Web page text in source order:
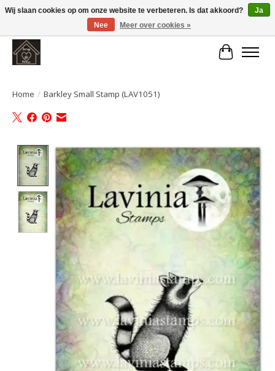
Large selection of products and fast shipping!
Home / Barkley Small Stamp (LAV1051)
Product image slideshow Items
Wij slaan cookies op om onze website te verbeteren. Is dat akkoord?
Ja
Nee
Meer over cookies »